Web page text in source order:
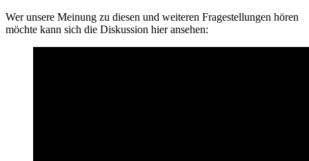
Wer unsere Meinung zu diesen und weiteren Fragestellungen hören
möchte kann sich die Diskussion hier ansehen: